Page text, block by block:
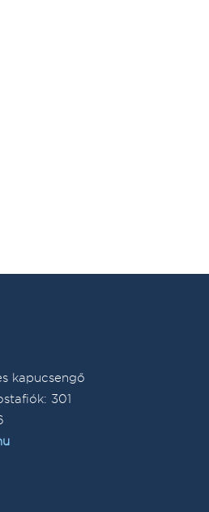
kapucsengő
301